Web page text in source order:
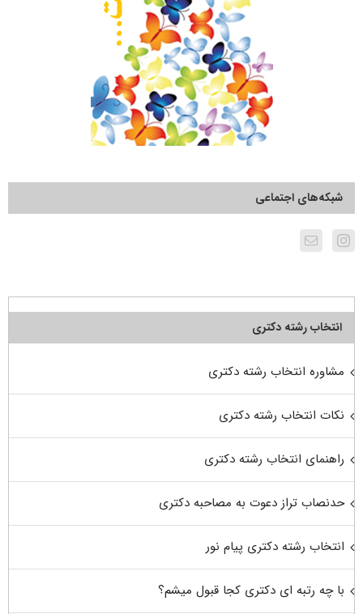
شبکه‌های اجتماعی
انتخاب رشته دکتری
مشاوره انتخاب رشته دکتری
نکات انتخاب رشته دکتری
راهنمای انتخاب رشته دکتری
حدنصاب تراز دعوت به مصاحبه دکتری
انتخاب رشته دکتری پیام نور
با چه رتبه ای دکتری کجا قبول میشم؟